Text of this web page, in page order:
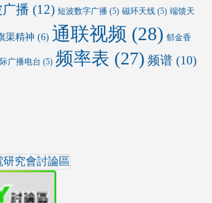
播 (12) 短波数字广播(5) 磁环天线(5) 端馈天
渠精神 (6) 通联视频 (28) 郁金香
广播电台 (5) 频率表 (27) 频谱(10)